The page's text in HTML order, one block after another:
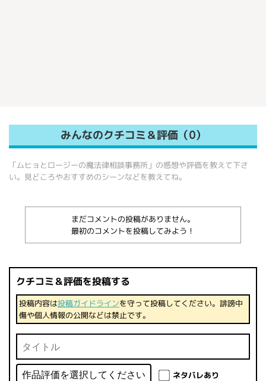
みんなのクチコミ＆評価（0）
「ムヒョとロージーの魔法律相談事務所」の感想や評価を教えて下さ
い。見どころやおすすめのシーンなどを教えてね。
まだコメントの投稿がありません。
最初のコメントを投稿してみよう！
クチコミ＆評価を投稿する
投稿内容は投稿ガイドラインを守って投稿してください。誹謗中
傷や個人情報の公開などは禁止です。
ネタバレあり